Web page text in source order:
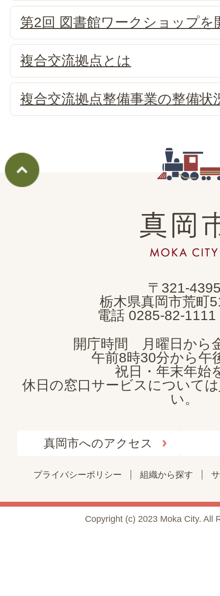
第2回 図書館ワークショップを
複合交流拠点とは
複合交流拠点整備事業の整備状
真
岡
市
CITY
〒321-
栃木県真岡市荒町
電話 0285-82-1111
開庁時間 月曜日から
午前8時30分から午
祝日・年末年始
休日の窓口サービスについては
い。
真岡市へのアクセス
プライバシーポリシー 組織から探す
Copyright (c) 2023 Moka City. All